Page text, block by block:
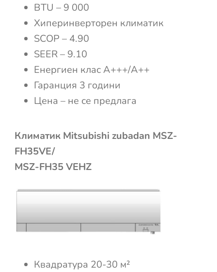
BTU – 9 000
Хиперинверторен климатик
SCOP – 4.90
SEER – 9.10
Енергиен клас А+++/А++
Гаранция 3 години
Цена – не се предлага
Климатик Mitsubishi zubadan MSZ-
FH35VE/
MSZ-FH35 VEHZ
Квадратура 20-30 м²